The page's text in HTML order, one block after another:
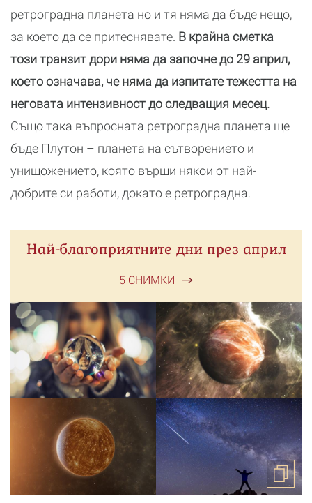
ретроградна планета но и тя няма да бъде нещо,
за което да се притеснявате. В крайна сметка
този транзит дори няма да започне до 29 април,
което означава, че няма да изпитате тежестта на
неговата интензивност до следващия месец.
Също така въпросната ретроградна планета ще
бъде Плутон – планета на сътворението и
унищожението, която върши някои от най-
добрите си работи, докато е ретроградна.
Най-благоприятните дни през април
5 СНИМКИ